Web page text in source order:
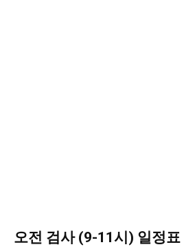
오전 검사 (9-11시) 일정표